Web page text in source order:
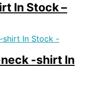
In Stock –
kr..
-shirt In